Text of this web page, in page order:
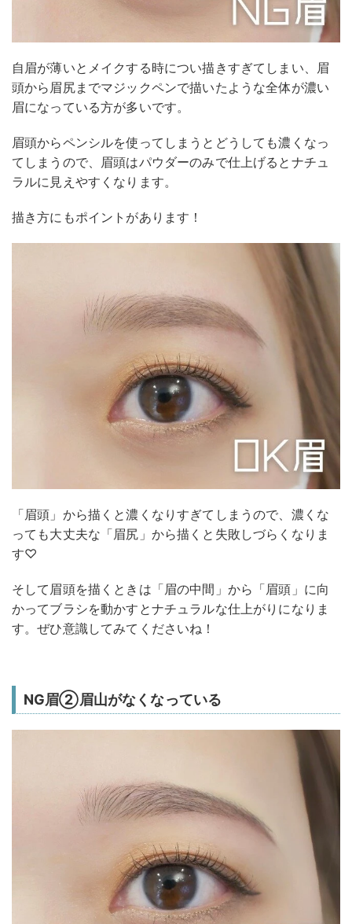
自眉が薄いとメイクする時につい描きすぎてしまい、眉
頭から眉尻までマジックペンで描いたような全体が濃い
眉になっている方が多いです。
眉頭からペンシルを使ってしまうとどうしても濃くなっ
てしまうので、眉頭はパウダーのみで仕上げるとナチュ
ラルに見えやすくなります。
描き方にもポイントがあります！
「眉頭」から描くと濃くなりすぎてしまうので、濃くな
っても大丈夫な「眉尻」から描くと失敗しづらくなりま
す♡
そして眉頭を描くときは「眉の中間」から「眉頭」に向
かってブラシを動かすとナチュラルな仕上がりになりま
す。ぜひ意識してみてくださいね！
NG眉②眉山がなくなっている